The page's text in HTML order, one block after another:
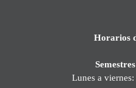
Horarios
Lunes a